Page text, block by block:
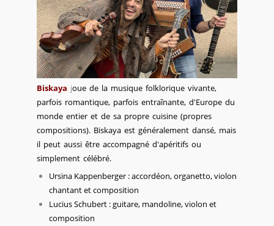
Biskaya joue de la musique folklorique vivante,
parfois romantique, parfois entraînante, d'Europe du
monde entier et de sa propre cuisine (propres
compositions). Biskaya est généralement dansé, mais
il peut aussi être accompagné d'apéritifs ou
simplement célébré.
Ursina Kappenberger : accordéon, organetto, violon
chantant et composition
Lucius Schubert : guitare, mandoline, violon et
composition